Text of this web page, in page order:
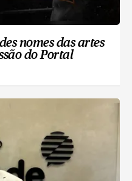
nomes das artes
do Portal